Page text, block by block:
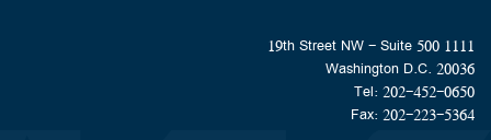
1111 19th Street NW - Suite 500
Washington D.C. 20036
Tel: 202-452-0650
Fax: 202-223-5364